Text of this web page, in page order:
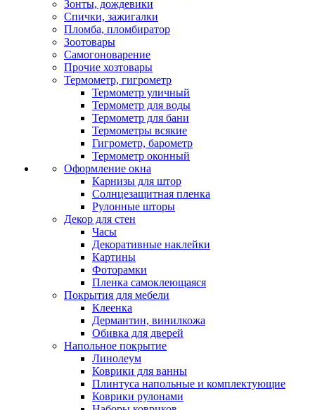
Зонты, дождевики
Спички, зажигалки
Пломба, пломбиратор
Зоотовары
Самогоноварение
Прочие хозтовары
Термометр, гигрометр
Термометр уличный
Термометр для воды
Термометр для бани
Термометры всякие
Гигрометр, барометр
Термометр оконный
Оформление окна
Карнизы для штор
Солнцезащитная пленка
Рулонные шторы
Декор для стен
Часы
Декоративные наклейки
Картины
Фоторамки
Пленка самоклеющаяся
Покрытия для мебели
Клеенка
Дермантин, винилкожа
Обивка для дверей
Напольное покрытие
Линолеум
Коврики для ванны
Плинтуса напольные и комплектующие
Коврики рулонами